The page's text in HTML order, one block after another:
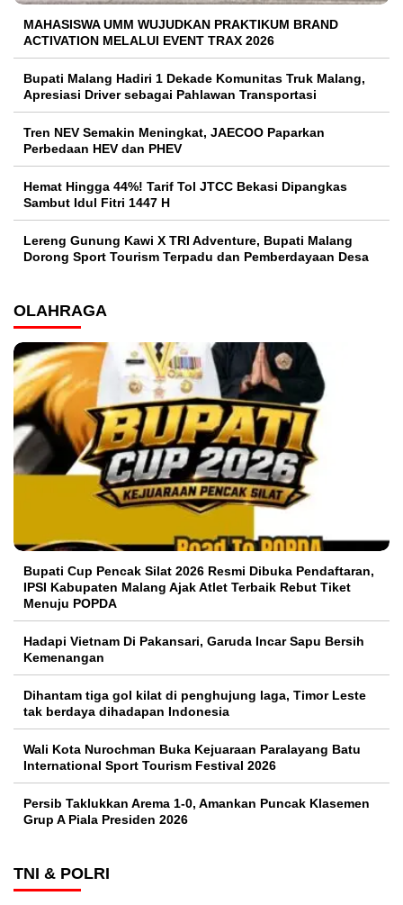
MAHASISWA UMM WUJUDKAN PRAKTIKUM BRAND
ACTIVATION MELALUI EVENT TRAX 2026
Bupati Malang Hadiri 1 Dekade Komunitas Truk Malang,
Apresiasi Driver sebagai Pahlawan Transportasi
Tren NEV Semakin Meningkat, JAECOO Paparkan
Perbedaan HEV dan PHEV
Hemat Hingga 44%! Tarif Tol JTCC Bekasi Dipangkas
Sambut Idul Fitri 1447 H
Lereng Gunung Kawi X TRI Adventure, Bupati Malang
Dorong Sport Tourism Terpadu dan Pemberdayaan Desa
OLAHRAGA
Bupati Cup Pencak Silat 2026 Resmi Dibuka Pendaftaran,
IPSI Kabupaten Malang Ajak Atlet Terbaik Rebut Tiket
Menuju POPDA
Hadapi Vietnam Di Pakansari, Garuda Incar Sapu Bersih
Kemenangan
Dihantam tiga gol kilat di penghujung laga, Timor Leste
tak berdaya dihadapan Indonesia
Wali Kota Nurochman Buka Kejuaraan Paralayang Batu
International Sport Tourism Festival 2026
Persib Taklukkan Arema 1-0, Amankan Puncak Klasemen
Grup A Piala Presiden 2026
TNI & POLRI